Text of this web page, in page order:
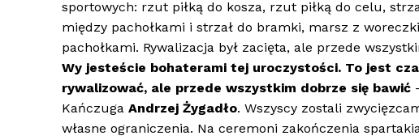
sportowych: rzut piłką do kosza, rzut piłką do celu,
między pachołkami i strzał do bramki, marsz z
pachołkami. Rywalizacja był zacięta, ale przede
Wy jesteście bohaterami tej uroczystości. To jest
rywalizować, ale przede wszystkim dobrze się bawić
Kańczuga Andrzej Żygadło. Wszyscy zostali
własne ograniczenia. Na ceremoni zakończenia